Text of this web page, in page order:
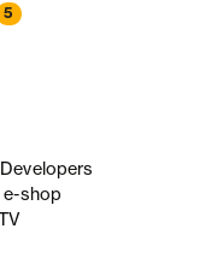
5
shop